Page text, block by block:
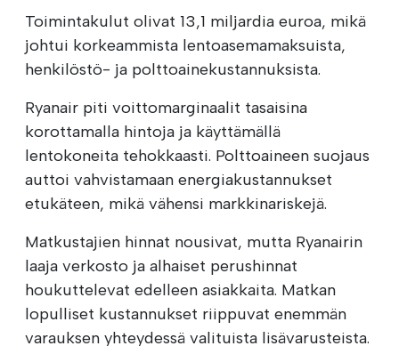
Toimintakulut olivat 13,1 miljardia euroa, mikä
johtui korkeammista lentoasemamaksuista,
henkilöstö- ja polttoainekustannuksista.
Ryanair piti voittomarginaalit tasaisina
korottamalla hintoja ja käyttämällä
lentokoneita tehokkaasti. Polttoaineen suojaus
auttoi vahvistamaan energiakustannukset
etukäteen, mikä vähensi markkinariskejä.
Matkustajien hinnat nousivat, mutta Ryanairin
laaja verkosto ja alhaiset perushinnat
houkuttelevat edelleen asiakkaita. Matkan
lopulliset kustannukset riippuvat enemmän
varauksen yhteydessä valituista lisävarusteista.